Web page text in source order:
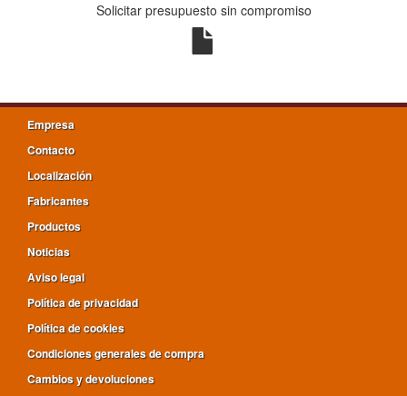
Solicitar presupuesto sin compromiso
Empresa
Contacto
Localización
Fabricantes
Productos
Noticias
Aviso legal
Política de privacidad
Política de cookies
Condiciones generales de compra
Cambios y devoluciones